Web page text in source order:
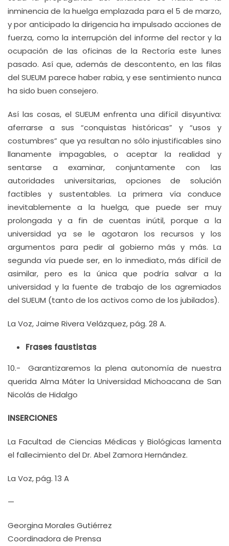
inminencia de la huelga emplazada para el 5 de marzo,
y por anticipado la dirigencia ha impulsado acciones de
fuerza, como la interrupción del informe del rector y la
ocupación de las oficinas de la Rectoría este lunes
pasado. Así que, además de descontento, en las filas
del SUEUM parece haber rabia, y ese sentimiento nunca
ha sido buen consejero.
Así las cosas, el SUEUM enfrenta una difícil disyuntiva:
aferrarse a sus “conquistas históricas” y “usos y
costumbres” que ya resultan no sólo injustificables sino
llanamente impagables, o aceptar la realidad y
sentarse a examinar, conjuntamente con las
autoridades universitarias, opciones de solución
factibles y sustentables. La primera vía conduce
inevitablemente a la huelga, que puede ser muy
prolongada y a fin de cuentas inútil, porque a la
universidad ya se le agotaron los recursos y los
argumentos para pedir al gobierno más y más. La
segunda vía puede ser, en lo inmediato, más difícil de
asimilar, pero es la única que podría salvar a la
universidad y la fuente de trabajo de los agremiados
del SUEUM (tanto de los activos como de los jubilados).
La Voz, Jaime Rivera Velázquez, pág. 28 A.
Frases faustistas
10.- Garantizaremos la plena autonomía de nuestra
querida Alma Máter la Universidad Michoacana de San
Nicolás de Hidalgo
INSERCIONES
La Facultad de Ciencias Médicas y Biológicas lamenta
el fallecimiento del Dr. Abel Zamora Hernández.
La Voz, pág. 13 A
—
Georgina Morales Gutiérrez
Coordinadora de Prensa